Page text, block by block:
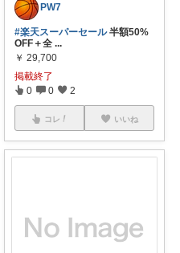
PW7
#楽天スーパーセール半額50%
OFF＋全 ...
￥ 29,700
掲載終了
0 0 2
コレ いいね